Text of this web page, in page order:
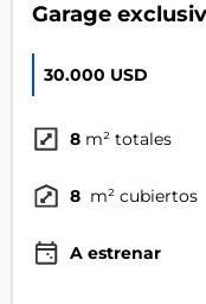
Garage
30.000 USD
8 m² totales
8 m² cubiertos
A estrenar